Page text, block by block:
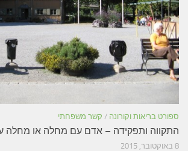
ספורט בריאות וקורונה / קשר משפחתי
התקווה ותפקידה – אדם עם מחלה או מחלה
8 באוקטובר, 2015